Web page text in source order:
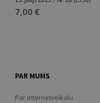
7,00 €
PAR MUMS
Par internetveikalu